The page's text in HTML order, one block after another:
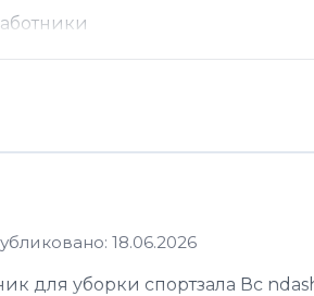
18.06.2026
для уборки спортзала Вс